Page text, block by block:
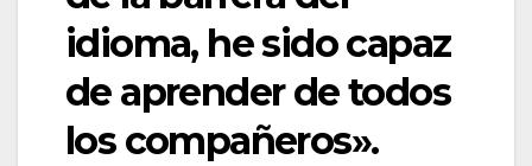
idioma, he sido capaz
de aprender de todos
los compañeros».